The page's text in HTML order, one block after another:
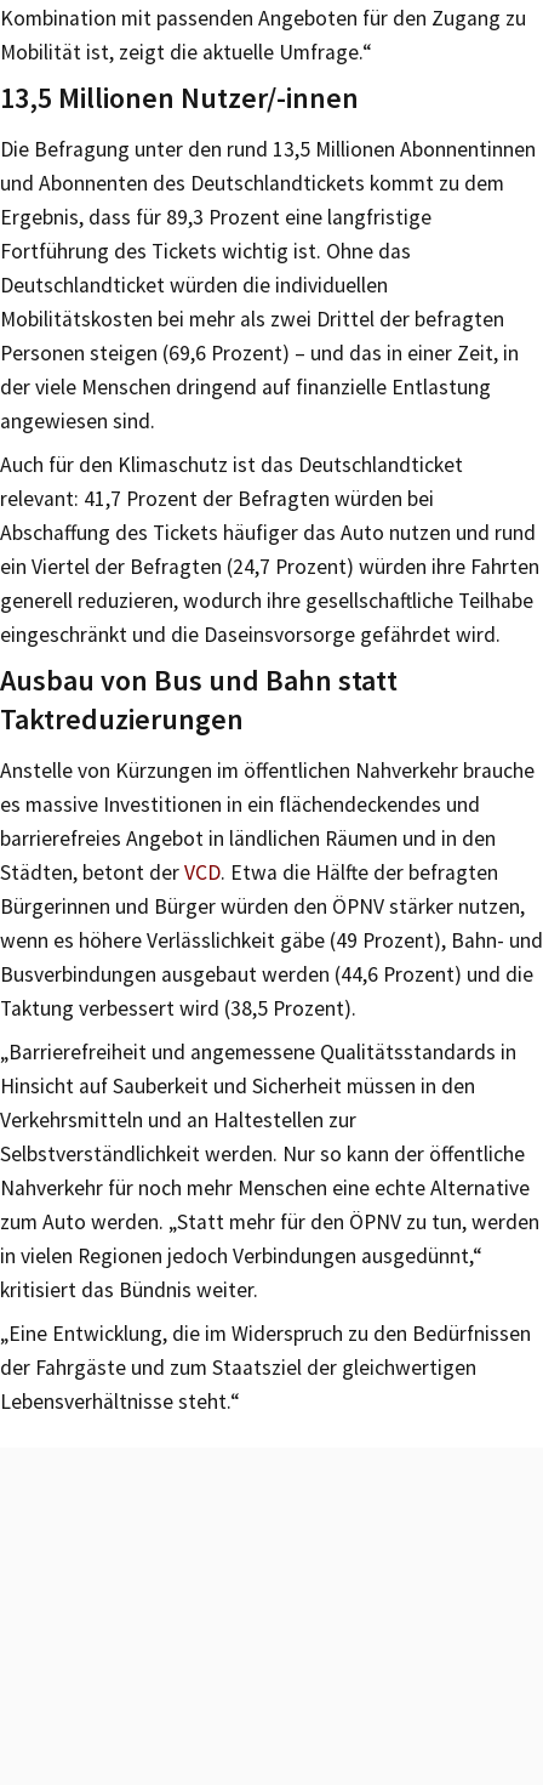
Kombination mit passenden Angeboten für den Zugang zu
Mobilität ist, zeigt die aktuelle Umfrage.“
13,5 Millionen Nutzer/-innen
Die Befragung unter den rund 13,5 Millionen Abonnentinnen
und Abonnenten des Deutschlandtickets kommt zu dem
Ergebnis, dass für 89,3 Prozent eine langfristige
Fortführung des Tickets wichtig ist. Ohne das
Deutschlandticket würden die individuellen
Mobilitätskosten bei mehr als zwei Drittel der befragten
Personen steigen (69,6 Prozent) – und das in einer Zeit, in
der viele Menschen dringend auf finanzielle Entlastung
angewiesen sind.
Auch für den Klimaschutz ist das Deutschlandticket
relevant: 41,7 Prozent der Befragten würden bei
Abschaffung des Tickets häufiger das Auto nutzen und rund
ein Viertel der Befragten (24,7 Prozent) würden ihre Fahrten
generell reduzieren, wodurch ihre gesellschaftliche Teilhabe
eingeschränkt und die Daseinsvorsorge gefährdet wird.
Ausbau von Bus und Bahn statt
Taktreduzierungen
Anstelle von Kürzungen im öffentlichen Nahverkehr brauche
es massive Investitionen in ein flächendeckendes und
barrierefreies Angebot in ländlichen Räumen und in den
Städten, betont derVCD. Etwa die Hälfte der befragten
Bürgerinnen und Bürger würden den ÖPNV stärker nutzen,
wenn es höhere Verlässlichkeit gäbe (49 Prozent), Bahn- und
Busverbindungen ausgebaut werden (44,6 Prozent) und die
Taktung verbessert wird (38,5 Prozent).
„Barrierefreiheit und angemessene Qualitätsstandards in
Hinsicht auf Sauberkeit und Sicherheit müssen in den
Verkehrsmitteln und an Haltestellen zur
Selbstverständlichkeit werden. Nur so kann der öffentliche
Nahverkehr für noch mehr Menschen eine echte Alternative
zum Auto werden. „Statt mehr für den ÖPNV zu tun, werden
in vielen Regionen jedoch Verbindungen ausgedünnt,“
kritisiert das Bündnis weiter.
„Eine Entwicklung, die im Widerspruch zu den Bedürfnissen
der Fahrgäste und zum Staatsziel der gleichwertigen
Lebensverhältnisse steht.“